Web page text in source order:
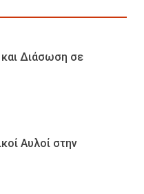
Διάσωση σε
Αυλοί στην